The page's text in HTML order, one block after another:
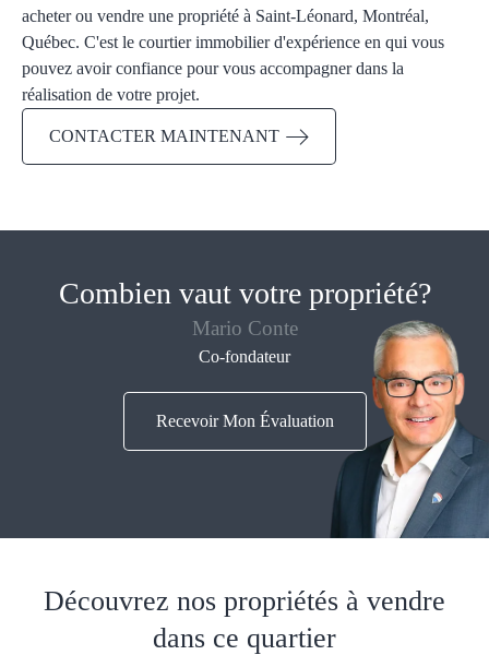
acheter ou vendre une propriété à Saint-Léonard, Montréal,
Québec. C'est le courtier immobilier d'expérience en qui vous
pouvez avoir confiance pour vous accompagner dans la
réalisation de votre projet.
CONTACTER MAINTENANT
Combien vaut votre propriété?
Mario Conte
Co-fondateur
Recevoir Mon Évaluation
Découvrez nos propriétés à vendre
dans ce quartier